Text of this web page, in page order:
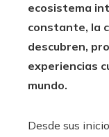
ecosistema
constante, la
descubren,
experiencias
mundo.
Desde sus